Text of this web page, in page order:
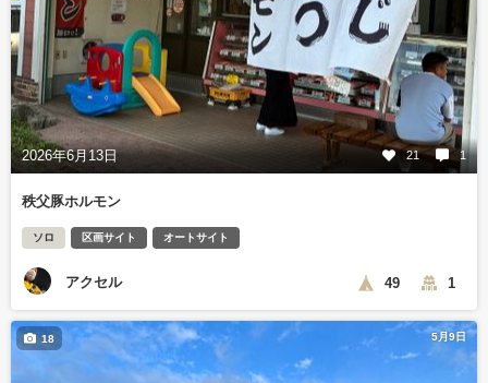
2026年6月13日 21 1
秩父豚ホルモン
ソロ 区画サイト オートサイト
アクセル 49 1
5月9日
18